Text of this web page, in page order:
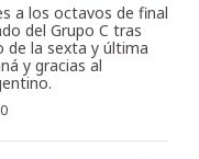
a los octavos de final
del Grupo C tras
de la sexta y última
y gracias al